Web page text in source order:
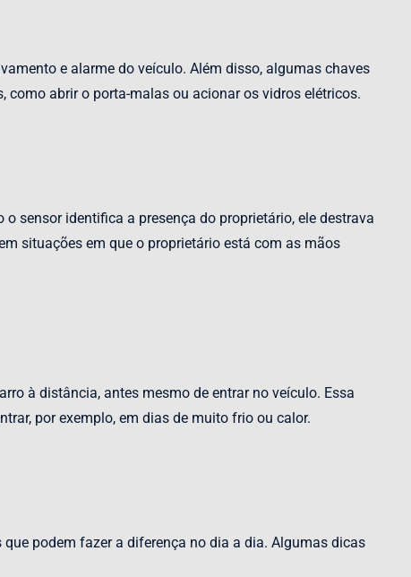
e alarme do veículo. Além disso, algumas chaves
abrir o porta-malas ou acionar os vidros elétricos.
sensor identifica a presença do proprietário, ele destrava
situações em que o proprietário está com as mãos
à distância, antes mesmo de entrar no veículo. Essa
por exemplo, em dias de muito frio ou calor.
podem fazer a diferença no dia a dia. Algumas dicas